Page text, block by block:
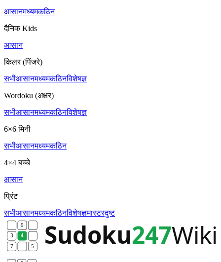
आसानमध्यमकठिन
दैनिक Kids
आसान
किलर (पिंजरे)
सभीआसानमध्यमकठिनविशेषज्ञ
Wordoku (अक्षर)
सभीआसानमध्यमकठिनविशेषज्ञ
6×6 मिनी
सभीआसानमध्यमकठिन
4×4 बच्चे
आसान
प्रिंट
सभीआसानमध्यमकठिनविशेषज्ञमास्टरदुष्ट